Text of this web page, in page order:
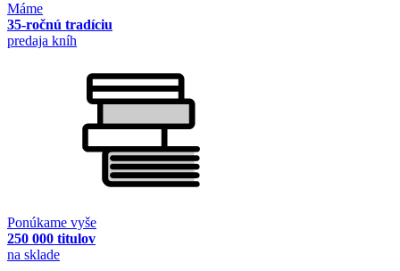
Máme
35-ročnú tradíciu
predaja kníh
Ponúkame vyše
250 000 titulov
na sklade